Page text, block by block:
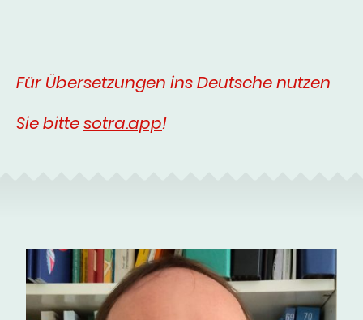
Für Übersetzungen ins Deutsche nutzen
Sie bittesotra.app!